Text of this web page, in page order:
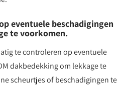
eventuele beschadigingen
te voorkomen.
te controleren op eventuele
dakbedekking om lekkage te
scheurtjes of beschadigingen te